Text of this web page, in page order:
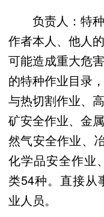
负责人：特种
作者本人、他人
可能造成重大危
的特种作业目录
与热切割作业、
矿安全作业、金
然气安全作业、
化学品安全作业
类54种。直接从
业人员。